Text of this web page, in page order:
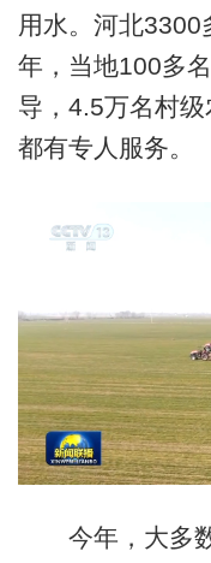
用水。河北3300
年，当地100多
导，4.5万名村
都有专人服务。
今年，大多数